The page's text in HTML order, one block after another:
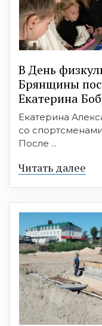
В День
Брянщины
Екатерина
Екатерина
со
После ...
Читать далее